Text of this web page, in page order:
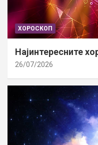
ХОРОСКОП
Најинтересните
26/07/2026